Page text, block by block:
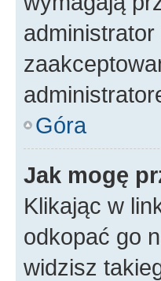
Góra
Jak mogę
Klikając w
odkopać go
widzisz